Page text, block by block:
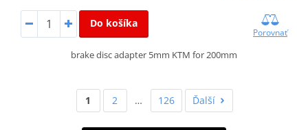
Do košíka
Porovnať
brake disc adapter 5mm KTM for 200mm
1 2 … 126 Ďalší